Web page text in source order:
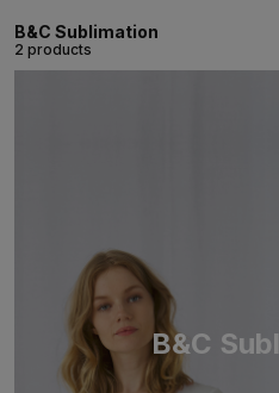
B&C Sublimation
2 products
B&C